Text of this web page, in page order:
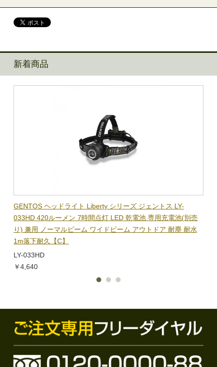
新着商品
GENTOS ヘッドライト Liberty シリーズ ジェントス LY-
033HD 420ルーメン 7時間点灯 LED 乾電池 専用充電池(別売
り) 兼用 ノーマルビーム ワイドビーム アウトドア 耐塵 耐水
1m落下耐久【C】
LY-033HD
￥4,640